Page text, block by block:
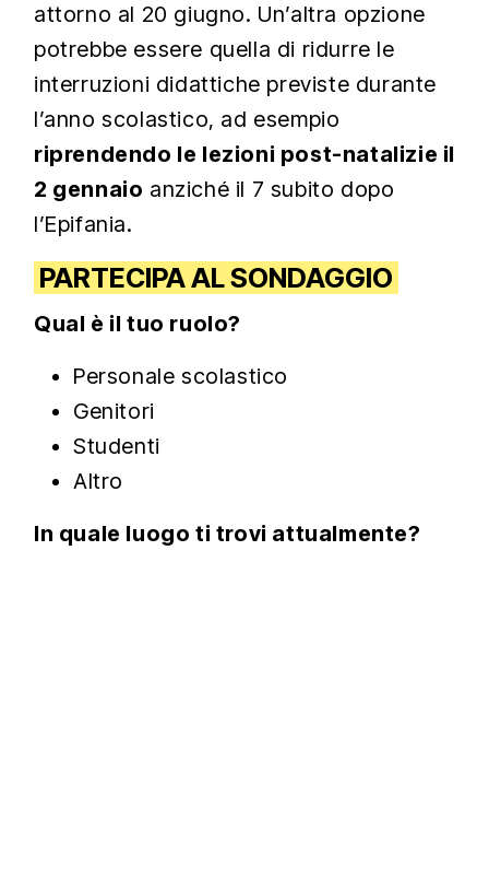
attorno al 20 giugno. Un’altra opzione
potrebbe essere quella di ridurre le
interruzioni didattiche previste durante
l’anno scolastico, ad esempio
riprendendo le lezioni post-natalizie il
2 gennaio anziché il 7 subito dopo
l’Epifania.
PARTECIPA AL SONDAGGIO
Qual è il tuo ruolo?
Personale scolastico
Genitori
Studenti
Altro
In quale luogo ti trovi attualmente?